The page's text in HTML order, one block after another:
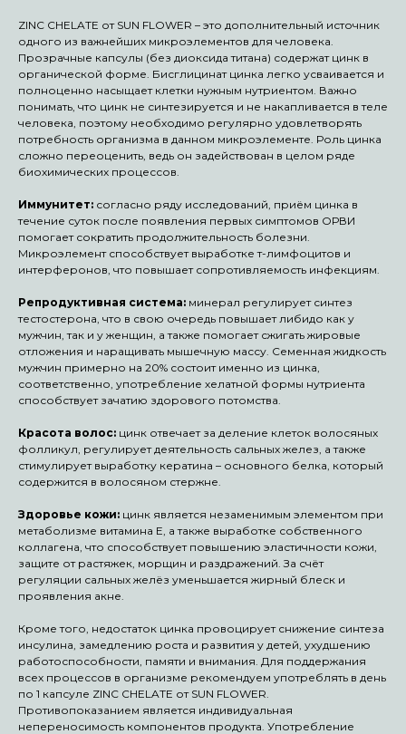
ZINC CHELATE от SUN FLOWER – это дополнительный источник
одного из важнейших микроэлементов для человека.
Прозрачные капсулы (без диоксида титана) содержат цинк в
органической форме. Бисглицинат цинка легко усваивается и
полноценно насыщает клетки нужным нутриентом. Важно
понимать, что цинк не синтезируется и не накапливается в теле
человека, поэтому необходимо регулярно удовлетворять
потребность организма в данном микроэлементе. Роль цинка
сложно переоценить, ведь он задействован в целом ряде
биохимических процессов.
Иммунитет: согласно ряду исследований, приём цинка в
течение суток после появления первых симптомов ОРВИ
помогает сократить продолжительность болезни.
Микроэлемент способствует выработке т-лимфоцитов и
интерферонов, что повышает сопротивляемость инфекциям.
Репродуктивная система: минерал регулирует синтез
тестостерона, что в свою очередь повышает либидо как у
мужчин, так и у женщин, а также помогает сжигать жировые
отложения и наращивать мышечную массу. Семенная жидкость
мужчин примерно на 20% состоит именно из цинка,
соответственно, употребление хелатной формы нутриента
способствует зачатию здорового потомства.
Красота волос: цинк отвечает за деление клеток волосяных
фолликул, регулирует деятельность сальных желез, а также
стимулирует выработку кератина – основного белка, который
содержится в волосяном стержне.
Здоровье кожи: цинк является незаменимым элементом при
метаболизме витамина E, а также выработке собственного
коллагена, что способствует повышению эластичности кожи,
защите от растяжек, морщин и раздражений. За счёт
регуляции сальных желёз уменьшается жирный блеск и
проявления акне.
Кроме того, недостаток цинка провоцирует снижение синтеза
инсулина, замедлению роста и развития у детей, ухудшению
работоспособности, памяти и внимания. Для поддержания
всех процессов в организме рекомендуем употреблять в день
по 1 капсуле ZINC CHELATE от SUN FLOWER.
Противопоказанием является индивидуальная
непереносимость компонентов продукта. Употребление